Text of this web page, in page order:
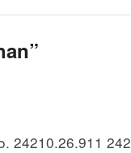
24210.26.911